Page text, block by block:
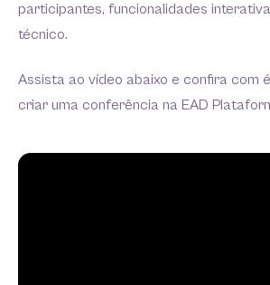
participantes, funcionalidades
técnico.
Assista ao vídeo abaixo e confira com
criar uma conferência na EAD